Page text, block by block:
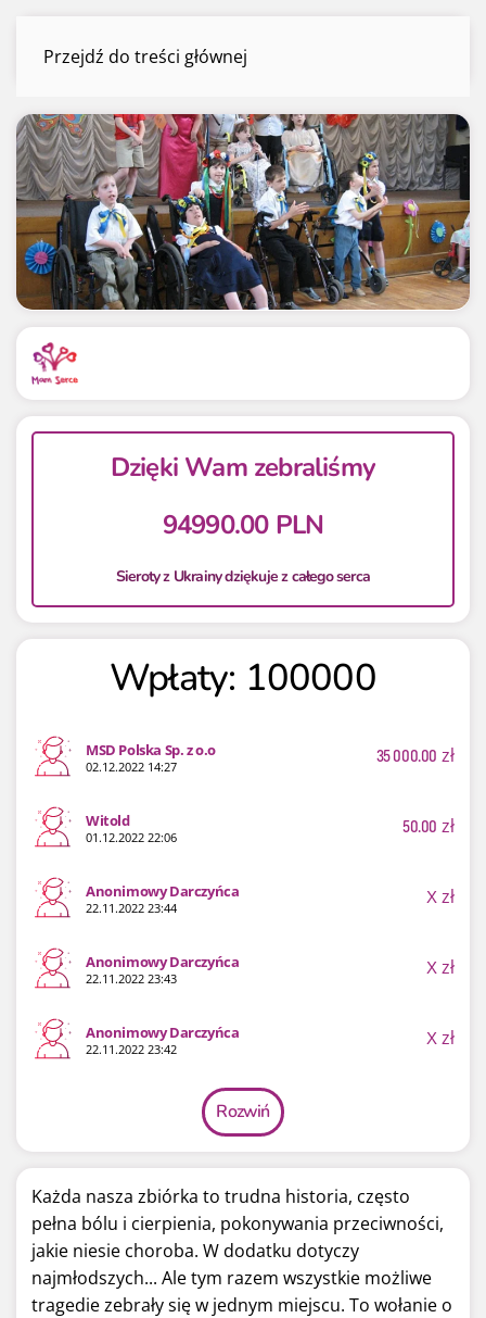
Przejdź do treści głównejSieroty z Ukrainy
Mamy już
94 990.00 zł
Potrzebujemy
94.99%
Dzięki Wam zebraliśmy
94990.00 PLN
Sieroty z Ukrainy dziękuje z całego serca
Wpłaty: 100000
MSD Polska Sp. z o.o
02.12.2022 14:27 35 000.00 zł
Witold
01.12.2022 22:06 50.00 zł
Anonimowy Darczyńca
22.11.2022 23:44 Xzł
Anonimowy Darczyńca
22.11.2022 23:43 Xzł
Anonimowy Darczyńca
22.11.2022 23:42 Xzł
Rozwiń
Każda nasza zbiórka to trudna historia, często
pełna bólu i cierpienia, pokonywania przeciwności,
jakie niesie choroba. W dodatku dotyczy
najmłodszych... Ale tym razem wszystkie możliwe
tragedie zebrały się w jednym miejscu. To wołanie o